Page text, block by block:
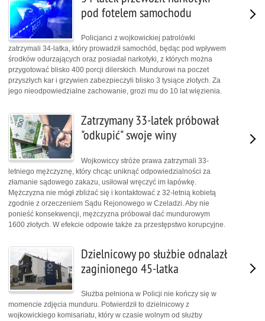
pod fotelem samochodu
Policjanci z wojkowickiej patrolówki
zatrzymali 34-latka, który prowadził samochód, będąc pod wpływem
środków odurzających oraz posiadał narkotyki, z których można
przygotować blisko 400 porcji dilerskich. Mundurowi na poczet
przyszłych kar i grzywien zabezpieczyli blisko 3 tysiące złotych. Za
jego nieodpowiedzialne zachowanie, grozi mu do 10 lat więzienia.
Zatrzymany 33-latek próbował
"odkupić" swoje winy
Wojkowiccy stróże prawa zatrzymali 33-
letniego mężczyznę, który chcąc uniknąć odpowiedzialności za
złamanie sądowego zakazu, usiłował wręczyć im łapówkę.
Mężczyzna nie mógł zbliżać się i kontaktować z 32-letnią kobietą
zgodnie z orzeczeniem Sądu Rejonowego w Czeladzi. Aby nie
ponieść konsekwencji, mężczyzna próbował dać mundurowym
1600 złotych. W efekcie odpowie także za przestępstwo korupcyjne.
Dzielnicowy po służbie odnalazł
zaginionego 45-latka
Służba pełniona w Policji nie kończy się w
momencie zdjęcia munduru. Potwierdził to dzielnicowy z
wojkowickiego komisariatu, który w czasie wolnym od służby